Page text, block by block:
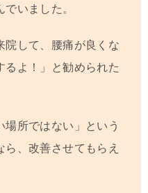
いました。
院して、腰痛が良くな
るよ！」と勧められた
所ではない」という
、改善させてもらえ